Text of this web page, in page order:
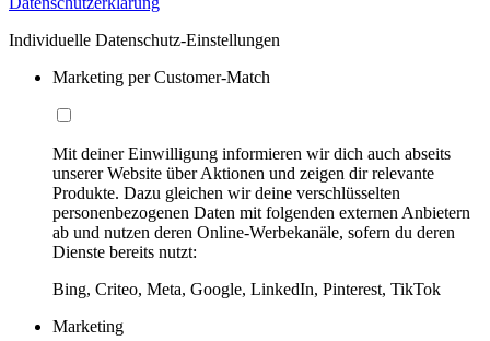
Individuelle Datenschutz-Einstellungen
Marketing per Customer-Match
Mit deiner Einwilligung informieren wir dich auch abseits
unserer Website über Aktionen und zeigen dir relevante
Produkte. Dazu gleichen wir deine verschlüsselten
personenbezogenen Daten mit folgenden externen Anbietern
ab und nutzen deren Online-Werbekanäle, sofern du deren
Dienste bereits nutzt:
Bing, Criteo, Meta, Google, LinkedIn, Pinterest, TikTok
Marketing